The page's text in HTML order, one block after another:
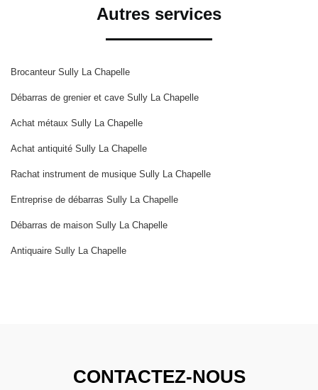
Autres services
Brocanteur Sully La Chapelle
Débarras de grenier et cave Sully La Chapelle
Achat métaux Sully La Chapelle
Achat antiquité Sully La Chapelle
Rachat instrument de musique Sully La Chapelle
Entreprise de débarras Sully La Chapelle
Débarras de maison Sully La Chapelle
Antiquaire Sully La Chapelle
CONTACTEZ-NOUS